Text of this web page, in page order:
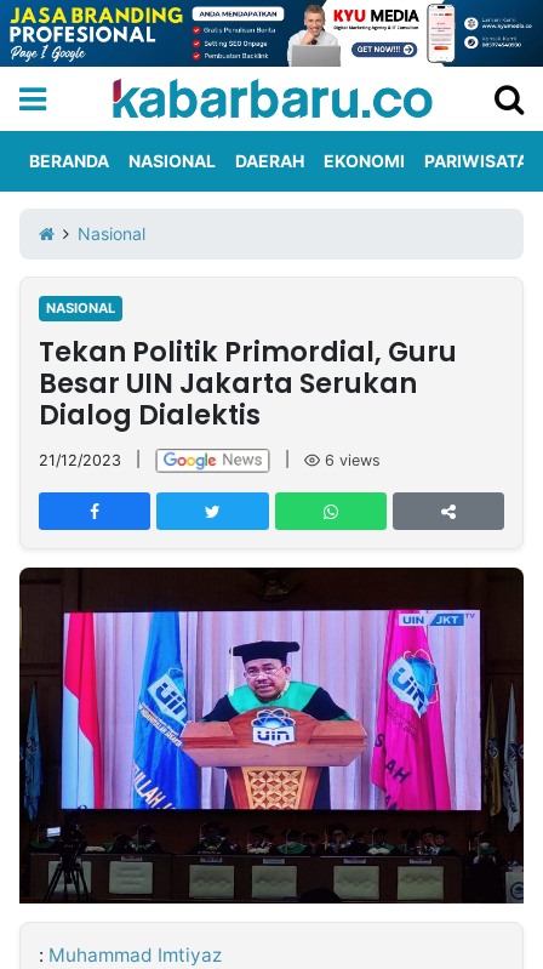
Iklan
Berita
Kami
Nasional
International
Olahraga
Entertainment
Daerah
Pariwisata
Kuliner
Kolom
Network
PT
TREETAN
INDONESIA
Partner
Insight
NTB
Suara
Time
Lens
IDN
Daily
Jogja
Jalan
Rakyat
Idealita
News
Kita
Notice
Dinamikapost.com
Radar
Baru
Seedbacklink
Follow
Kabarbaru
BERANDA NASIONAL DAERAH EKONOMI PARIWISATA
Nasional
NASIONAL
Tekan Politik Primordial, Guru
Besar UIN Jakarta Serukan
Dialog Dialektis
21/12/2023 6 views
: Muhammad Imtiyaz